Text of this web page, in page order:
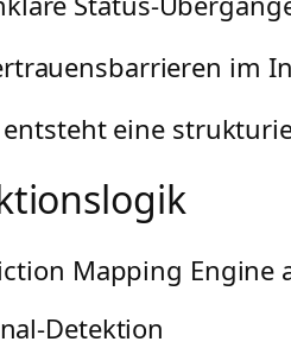
im
entsteht eine
Mapping Engine
Detektion